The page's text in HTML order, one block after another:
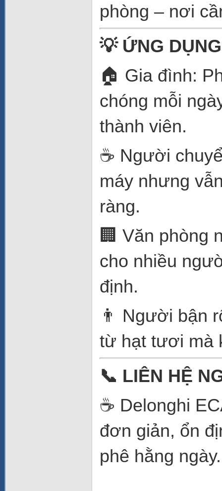
phòng – nơi
💡ỨNG
🏠 Gia đình:
chóng mỗi
thành viên.
☕ Người
máy nhưng
ràng.
🏢 Văn phòng
cho nhiều
định.
👨‍ Người bận
từ hạt tươi mà
📞 LIÊN HỆ
☕ Delonghi
đơn giản, ổn
phê hằng ngày.